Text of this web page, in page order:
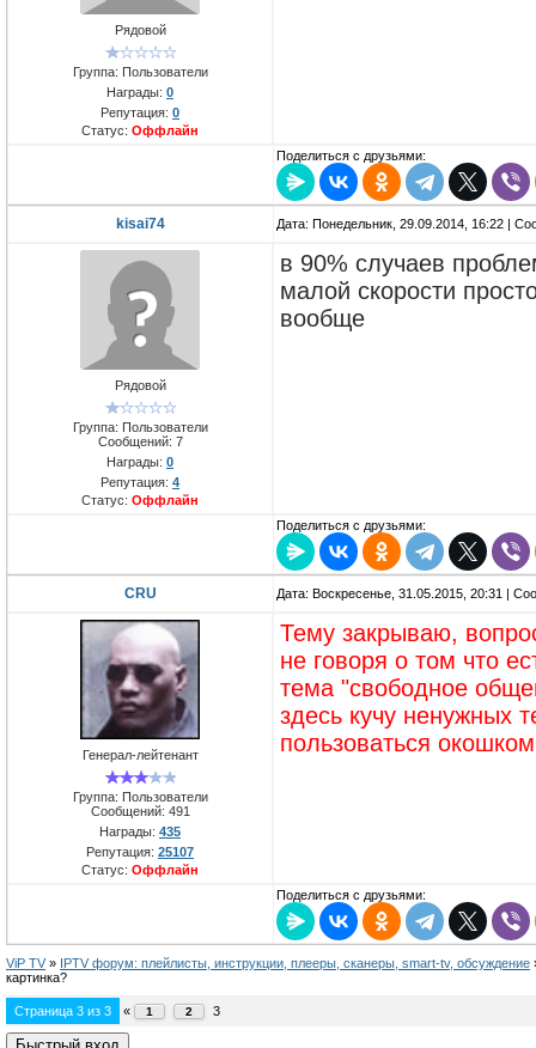
Рядовой
Группа: Пользователи
Награды: 0
Репутация: 0
Статус: Оффлайн
Поделиться с друзьями:
kisai74 Дата: Понедельник, 29.09.2014, 16:22 |
Рядовой
Группа: Пользователи
Сообщений: 7
Награды: 0
Репутация: 4
Статус: Оффлайн
в 90% случаев
малой скорости
вообще
Поделиться с друзьями:
CRU Дата: Воскресенье, 31.05.2015, 20:31 |
Генерал-лейтенант
Группа: Пользователи
Сообщений: 491
Награды: 435
Репутация: 25107
Статус: Оффлайн
Тему закрываю,
не говоря о том что
тема "свободное
здесь кучу ненужных
пользоваться
Поделиться с друзьями:
ViP TV » IPTV форум: плейлисты, инструкции, плееры, сканеры, smart-tv, обсуждение
картинка?
Страница 3 из 3 « 1 2 3